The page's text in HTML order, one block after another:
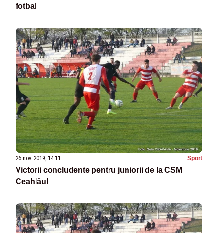
fotbal
26 nov. 2019, 14:11 Sport
Victorii concludente pentru juniorii de la CSM
Ceahlăul